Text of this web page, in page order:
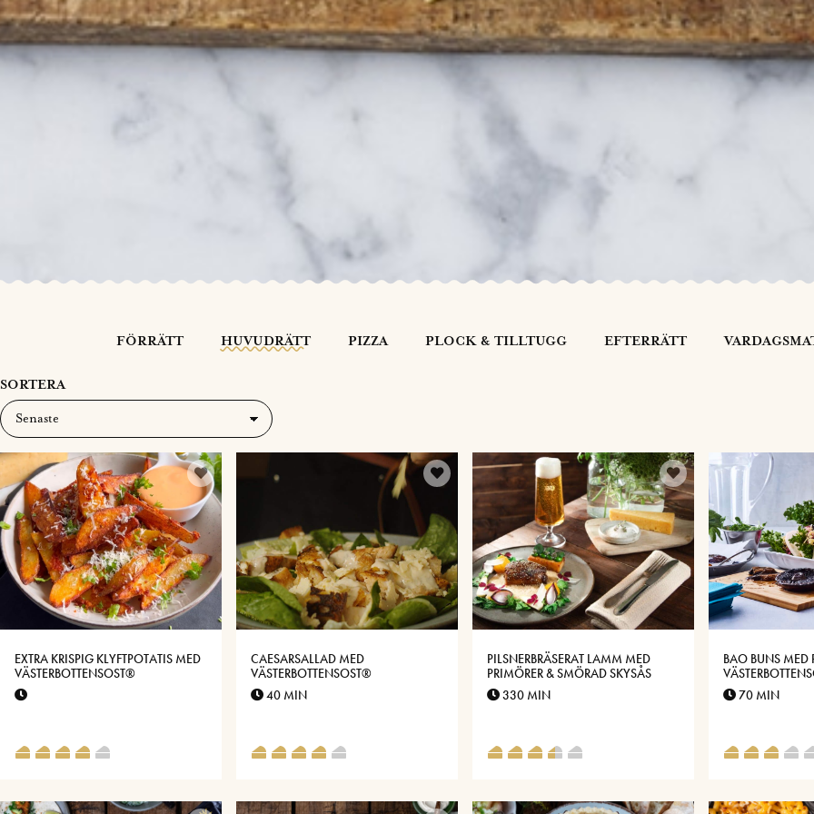
FÖRRÄTT HUVUDRÄTT PIZZA PLOCK & TILLTUGG EFTERRÄTT
SORTERA
EXTRA KRISPIG KLYFTPOTATIS MED
VÄSTERBOTTENSOST®
CAESARSALLAD MED
VÄSTERBOTTENSOST®
40 MIN
PILSNERBRÄSERAT LAMM MED
PRIMÖRER & SMÖRAD SKYSÅS
330 MIN
BAO BUNS MED
70 MIN